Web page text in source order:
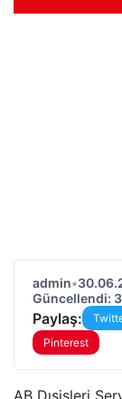
admin•
Güncellendi:
Paylaş:
Pinterest
AB Dışişleri